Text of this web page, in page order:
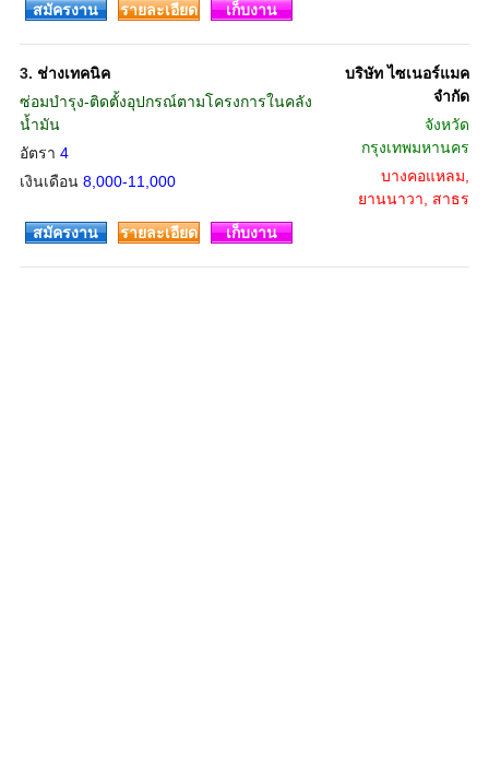
สมัครงาน
รายละเอียด เก็บงาน
3. ช่างเทคนิค
ซ่อมบำรุง-ติดตั้งอุปกรณ์ตามโครงการในคลัง
น้ำมัน
อัตรา 4
เงินเดือน 8,000-11,000
บริษัท ไซเนอร์แมค
จำกัด
จังหวัด
กรุงเทพมหานคร
บางคอแหลม,
ยานนาวา, สาธร
สมัครงาน
รายละเอียด เก็บงาน